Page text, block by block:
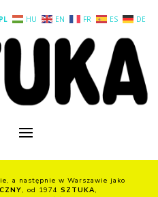
a następnie w Warszawie jako
, od 1974 SZTUKA,
PL HU EN FR ES DE